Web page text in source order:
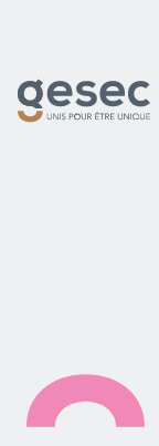
Nos adhérents